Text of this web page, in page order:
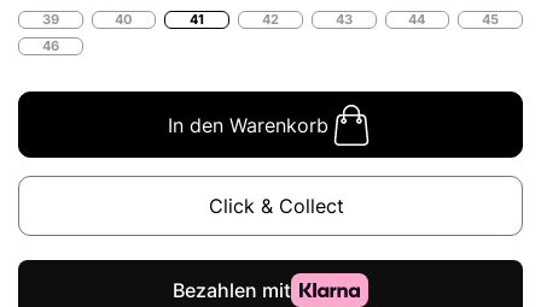
39 40 41 42 43 44
45
46
In den Warenkorb
Click & Collect